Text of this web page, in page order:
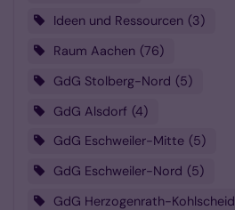
Ideen und Ressourcen 3
Raum Aachen 76
GdG Stolberg-Nord 5
GdG Alsdorf 4
GdG Eschweiler-Mitte
5
GdG Eschweiler-Nord 5
GdG Herzogenrath-Kohlscheid